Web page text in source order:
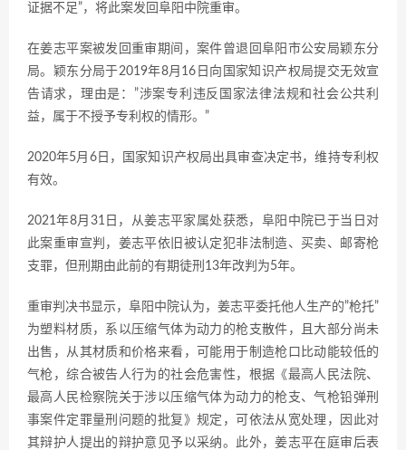
证据不足”，将此案发回阜阳中院重审。
在姜志平案被发回重审期间，案件曾退回阜阳市公安局颖东分
局。颖东分局于2019年8月16日向国家知识产权局提交无效宣
告请求，理由是：”涉案专利违反国家法律法规和社会公共利
益，属于不授予专利权的情形。”
2020年5月6日，国家知识产权局出具审查决定书，维持专利权
有效。
2021年8月31日，从姜志平家属处获悉，阜阳中院已于当日对
此案重审宣判，姜志平依旧被认定犯非法制造、买卖、邮寄枪
支罪，但刑期由此前的有期徒刑13年改判为5年。
重审判决书显示，阜阳中院认为，姜志平委托他人生产的”枪托”
为塑料材质，系以压缩气体为动力的枪支散件，且大部分尚未
出售，从其材质和价格来看，可能用于制造枪口比动能较低的
气枪，综合被告人行为的社会危害性，根据《最高人民法院、
最高人民检察院关于涉以压缩气体为动力的枪支、气枪铅弹刑
事案件定罪量刑问题的批复》规定，可依法从宽处理，因此对
其辩护人提出的辩护意见予以采纳。此外，姜志平在庭审后表